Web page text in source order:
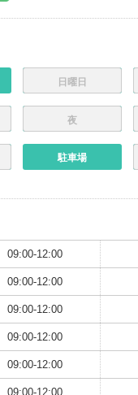
日曜日
夜
駐車場
09:00-12:00
09:00-12:00
09:00-12:00
09:00-12:00
09:00-12:00
09:00-12:00